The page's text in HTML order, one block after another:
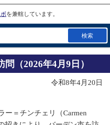
を兼轄しています。
検索
（2026年4月9日）
令和8年4月20日
＝チンチェリ（Carmen